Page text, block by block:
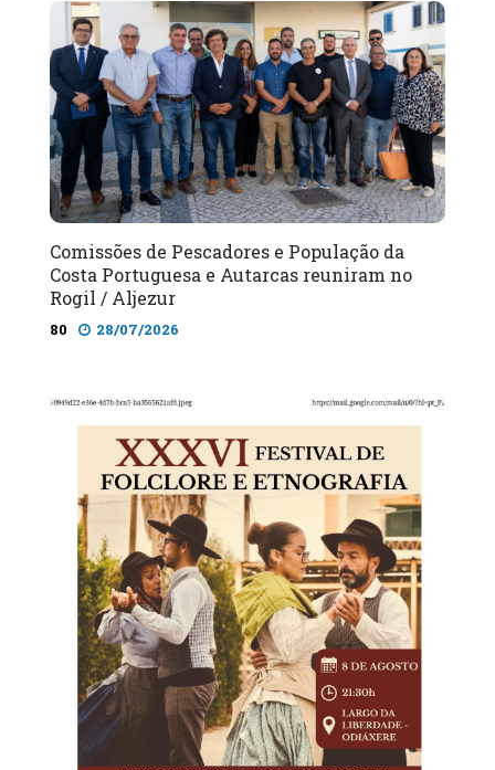
Comissões de Pescadores e População da
Costa Portuguesa e Autarcas reuniram no
Rogil / Aljezur
80 28/07/2026